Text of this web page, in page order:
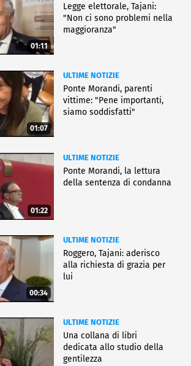
01:11
Legge elettorale, Tajani:
"Non ci sono problemi nella
maggioranza"
01:07
ULTIME NOTIZIE
Ponte Morandi, parenti
vittime: "Pene importanti,
siamo soddisfatti"
01:22
ULTIME NOTIZIE
Ponte Morandi, la lettura
della sentenza di condanna
00:34
ULTIME NOTIZIE
Roggero, Tajani: aderisco
alla richiesta di grazia per
lui
ULTIME NOTIZIE
Una collana di libri
dedicata allo studio della
gentilezza